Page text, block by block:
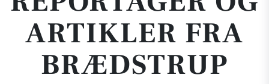
ARTIKLER FRA
BRÆDSTRUP